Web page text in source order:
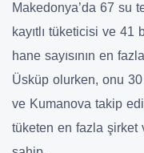
Makedonya’da 67 su
kayıtlı tüketicisi ve 41
hane sayısının en
Üsküp olurken, onu
ve Kumanova takip
tüketen en fazla şirket